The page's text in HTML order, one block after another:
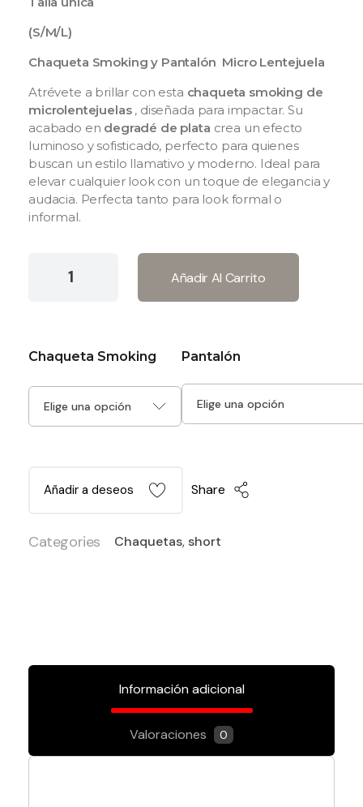
(S/M/L)
Chaqueta Smoking y Pantalón Micro Lentejuela
Atrévete a brillar con esta chaqueta smoking de
microlentejuelas , diseñada para impactar. Su
acabado en degradé de plata crea un efecto
luminoso y sofisticado, perfecto para quienes
buscan un estilo llamativo y moderno. Ideal para
elevar cualquier look con un toque de elegancia y
audacia. Perfecta tanto para look formal o
informal.
Chaqueta Smoking Pantalón
Añadir Al Carrito
Añadir a deseos Share
Categories Chaquetas,short
Información adicional
Valoraciones 0